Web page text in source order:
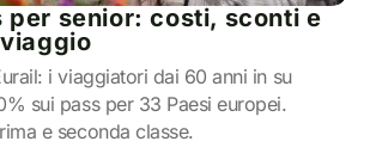
per senior: costi, sconti e
i viaggiatori dai 60 anni in su
sui pass per 33 Paesi europei.
e seconda classe.